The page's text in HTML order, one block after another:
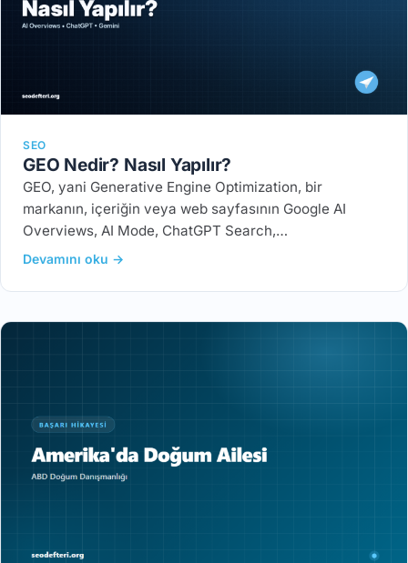
SEO
GEO Nedir? Nasıl Yapılır?
GEO, yani Generative Engine Optimization, bir
markanın, içeriğin veya web sayfasının Google AI
Overviews, AI Mode, ChatGPT Search,…
Devamını oku →